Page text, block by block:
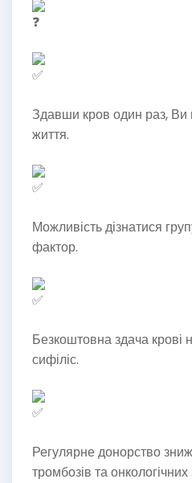
Здавши кров один раз, Ви
життя.
Можливість дізнатися
фактор.
Безкоштовна здача крові
сифіліс.
Регулярне донорство
тромбозів та